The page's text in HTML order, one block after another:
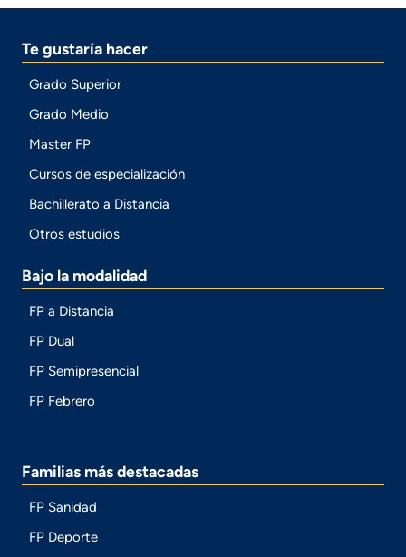
Te gustaría hacer
Grado Superior
Grado Medio
Master FP
Cursos de especialización
Bachillerato a Distancia
Otros estudios
Bajo la modalidad
FP a Distancia
FP Dual
FP Semipresencial
FP Febrero
Familias más destacadas
FP Sanidad
FP Deporte